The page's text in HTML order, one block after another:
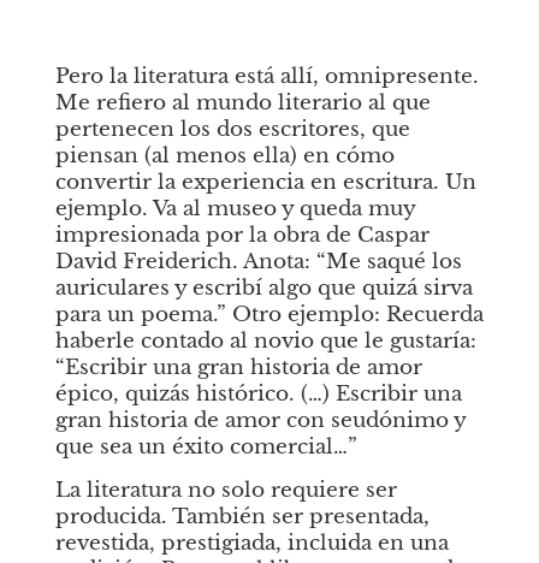
Pero la literatura está allí, omnipresente.
Me refiero al mundo literario al que
pertenecen los dos escritores, que
piensan (al menos ella) en cómo
convertir la experiencia en escritura. Un
ejemplo. Va al museo y queda muy
impresionada por la obra de Caspar
David Freiderich. Anota: “Me saqué los
auriculares y escribí algo que quizá sirva
para un poema.” Otro ejemplo: Recuerda
haberle contado al novio que le gustaría:
“Escribir una gran historia de amor
épico, quizás histórico. (…) Escribir una
gran historia de amor con seudónimo y
que sea un éxito comercial…”
La literatura no solo requiere ser
producida. También ser presentada,
revestida, prestigiada, incluida en una